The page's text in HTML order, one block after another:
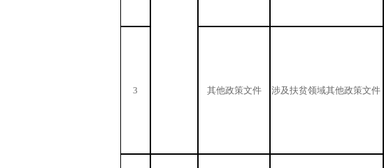
3 其他政策文件 涉及扶贫领域其他政策文件